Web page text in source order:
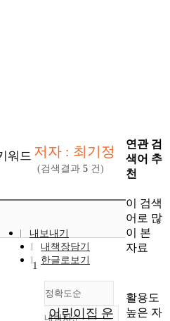
워드 저자 : 최기정
(검색결과 5 건)
내보내기
내책장담기
한글로보기
정확도순
내림차순
1
어린이집 운
연관 검
색어 추
천
이 검색
어로 많
이 본
자료
활용도
높은 자